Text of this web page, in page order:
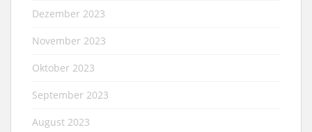
Dezember 2023
November 2023
Oktober 2023
September 2023
August 2023